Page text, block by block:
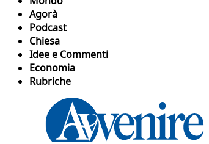
Agorà
Podcast
Chiesa
Idee e Commenti
Economia
Rubriche